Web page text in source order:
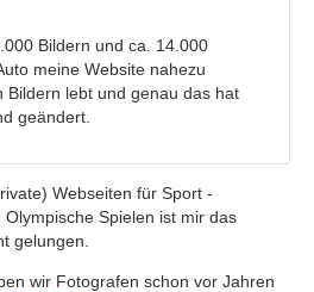
Bildern und ca. 14.000
meine Website nahezu
Bildern lebt und genau das hat
geändert.
Webseiten für Sport -
Spielen ist mir das
gelungen.
wir Fotografen schon vor Jahren